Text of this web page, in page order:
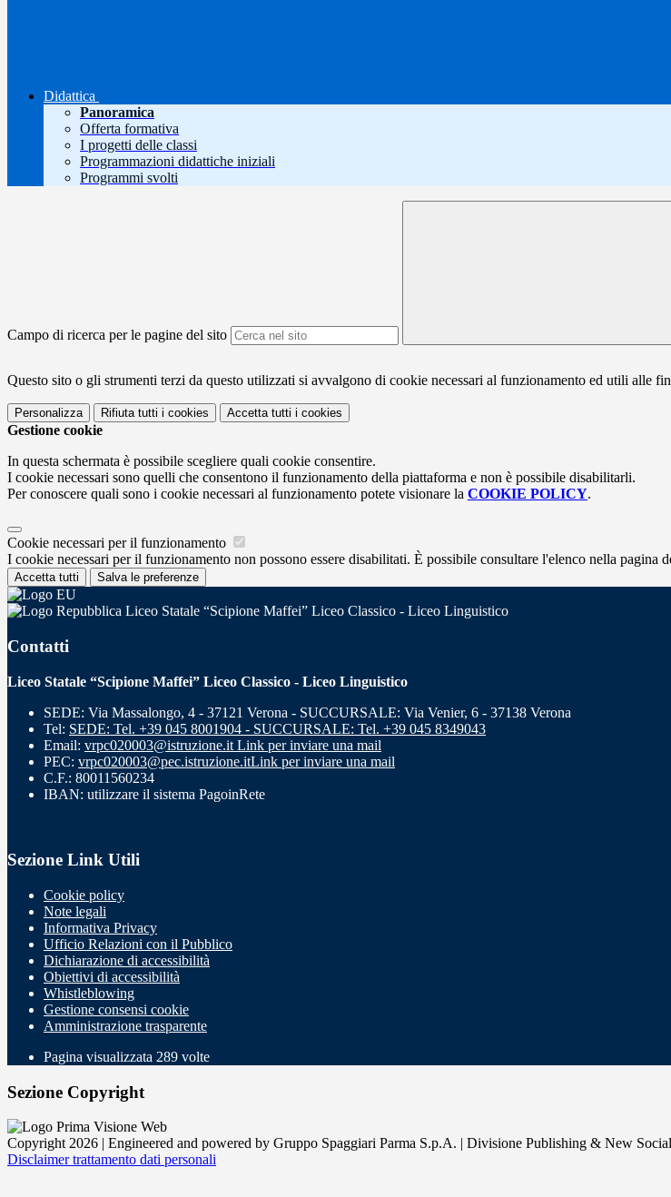
Didattica
Panoramica
Offerta formativa
I progetti delle classi
Programmazioni didattiche iniziali
Programmi svolti
Campo di ricerca per le pagine del sito
Questo sito o gli strumenti terzi da questo utilizzati si avvalgono di cookie necessari al funzionamento ed utili alle
Personalizza Rifiuta tutti i cookies Accetta tutti i cookies
Gestione cookie
In questa schermata è possibile scegliere quali cookie consentire.
I cookie necessari sono quelli che consentono il funzionamento della piattaforma e non è possibile disabilitarli.
Per conoscere quali sono i cookie necessari al funzionamento potete visionare la COOKIE POLICY.
Cookie necessari per il funzionamento
I cookie necessari per il funzionamento non possono essere disabilitati. È possibile consultare l'elenco nella pagina
Accetta tutti Salva le preferenze
Liceo Statale “Scipione Maffei” Liceo Classico - Liceo Linguistico
Contatti
Liceo Statale “Scipione Maffei” Liceo Classico - Liceo Linguistico
SEDE: Via Massalongo, 4 - 37121 Verona - SUCCURSALE: Via Venier, 6 - 37138 Verona
Tel: SEDE: Tel. +39 045 8001904 - SUCCURSALE: Tel. +39 045 8349043
Email: vrpc020003@istruzione.it Link per inviare una mail
PEC: vrpc020003@pec.istruzione.itLink per inviare una mail
C.F.: 80011560234
IBAN: utilizzare il sistema PagoinRete
Sezione Link Utili
Cookie policy
Note legali
Informativa Privacy
Ufficio Relazioni con il Pubblico
Dichiarazione di accessibilità
Obiettivi di accessibilità
Whistleblowing
Gestione consensi cookie
Amministrazione trasparente
Pagina visualizzata 289 volte
Sezione Copyright
Copyright 2026 | Engineered and powered by Gruppo Spaggiari Parma S.p.A. | Divisione Publishing & New
Disclaimer trattamento dati personali